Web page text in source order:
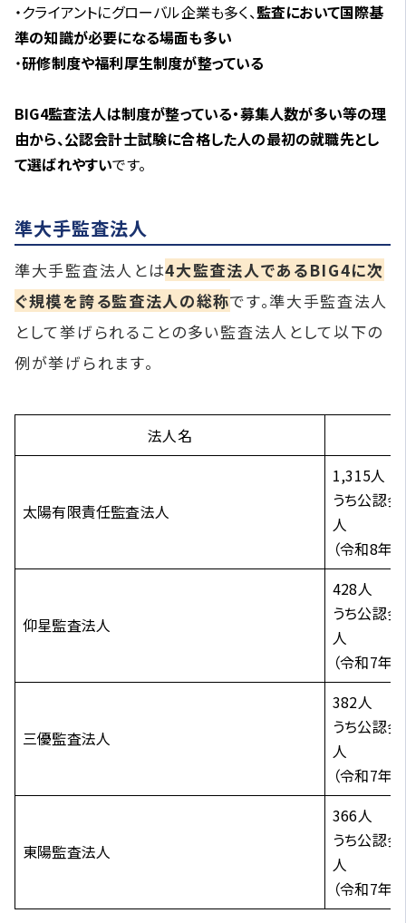
・クライアントにグローバル企業も多く、監査において国際基
準の知識が必要になる場面も多い
・研修制度や福利厚生制度が整っている
BIG4監査法人は制度が整っている・募集人数が多い等の理
由から、公認会計士試験に合格した人の最初の就職先とし
て選ばれやすいです。
準大手監査法人
準大手監査法人とは4大監査法人であるBIG4に次
ぐ規模を誇る監査法人の総称です。準大手監査法人
として挙げられることの多い監査法人として以下の
例が挙げられます。
法人名
太陽有限責任監査法人
1,315人
うち公認
人
（令和8年
仰星監査法人
428人
うち公認
人
（令和7年
三優監査法人
382人
うち公認
人
（令和7年
東陽監査法人
366人
うち公認
人
（令和7年